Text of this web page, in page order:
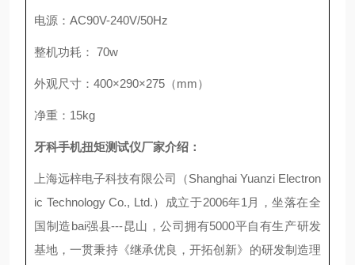
电源： AC90V-240V/50Hz
整机功耗： 70w
外观尺寸： 400×290×275 （mm）
净重： 15kg
牙科手机扭矩测试仪厂家介绍：
上海远梓电子科技有限公司（Shanghai Yuanzi Electron
ic Technology Co., Ltd.）成立于2006年1 月，坐落在全
国制造bai强县---昆山，公司拥有5000平自有生产研发
基地，一贯秉持《继承优良，开拓创新》的研发制造理